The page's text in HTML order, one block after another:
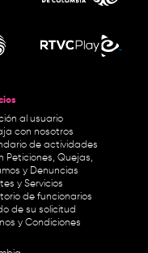
al usuario
con nosotros
de actividades
Peticiones, Quejas,
y Denuncias
y Servicios
de funcionarios
de su solicitud
y Condiciones